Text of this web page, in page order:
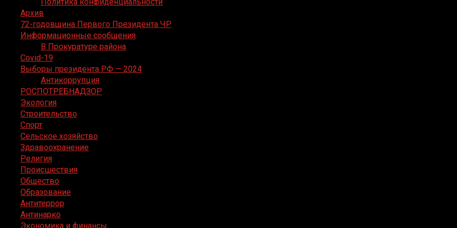
Архив
72-годовщина Первого Президента ЧР
Информационные сообщения
В Прокуратуре района
Covid-19
Выборы президента РФ — 2024
Антикоррупция
РОСПОТРЕБНАДЗОР
Экология
Строительство
Спорт
Сельское хозяйство
Здравоохранение
Религия
Происшествия
Общество
Образование
Антитеррор
Антинарко
Экономика и финансы